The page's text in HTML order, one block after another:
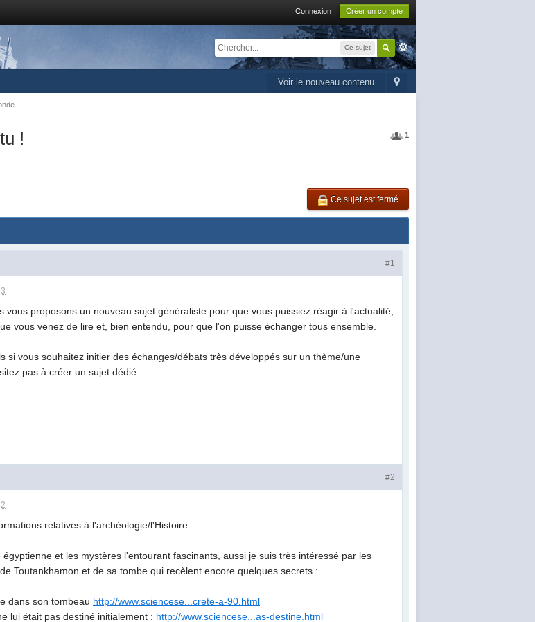
Connexion Créer un compte
Ce sujet
Voir le nouveau contenu
1
!
Ce sujet est fermé
#1
vous proposons un nouveau sujet généraliste pour que vous puissiez réagir à l'actualité,
vous venez de lire et, bien entendu, pour que l'on puisse échanger tous ensemble.
si vous souhaitez initier des échanges/débats très développés sur un thème/une
pas à créer un sujet dédié.
#2
relatives à l'archéologie/l'Histoire.
et les mystères l'entourant fascinants, aussi je suis très intéressé par les
Toutankhamon et de sa tombe qui recèlent encore quelques secrets :
dans son tombeau http://www.sciencese...crete-a-90.html
lui était pas destiné initialement : http://www.sciencese...as-destine.html